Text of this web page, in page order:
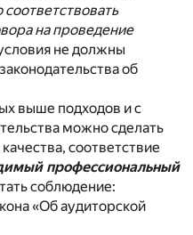
на проведение
не должны
об
выше подходов и с
можно сделать
соответствие
профессиональный
соблюдение:
«Об аудиторской